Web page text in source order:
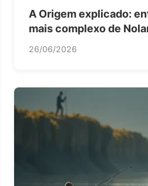
A Origem explicado:
mais complexo de
26/06/2026